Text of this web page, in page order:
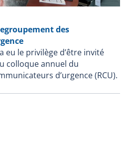
des
eu le privilège d’être invité
colloque annuel du
d’urgence (RCU).